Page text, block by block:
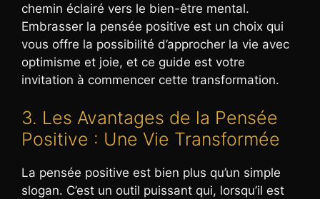
chemin éclairé vers le bien-être mental.
Embrasser la pensée positive est un choix qui
vous offre la possibilité d’approcher la vie avec
optimisme et joie, et ce guide est votre
invitation à commencer cette transformation.
3. Les Avantages de la Pensée
Positive : Une Vie Transformée
La pensée positive est bien plus qu’un simple
slogan. C’est un outil puissant qui, lorsqu’il est